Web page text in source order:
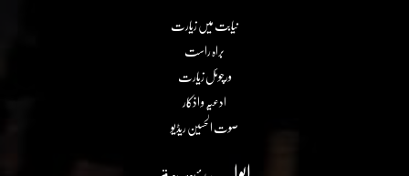
نیابت میں زیارت
براہ راست
ورچوئل زیارت
ادعیہ و اذکار
صوت الحسین ریڈیو